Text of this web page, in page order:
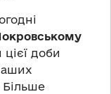
цієї доби
Більше